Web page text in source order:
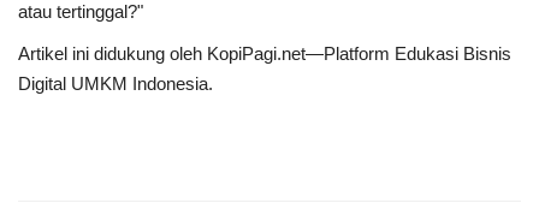
atau tertinggal?"
Artikel ini didukung oleh KopiPagi.net—Platform Edukasi Bisnis
Digital UMKM Indonesia.